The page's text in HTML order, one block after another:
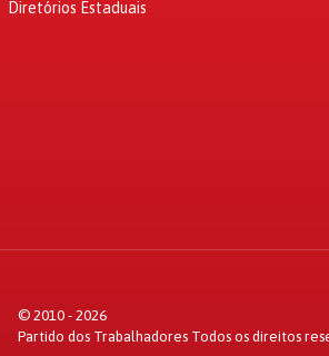
Diretórios Estaduais
© 2010 - 2026
Partido dos Trabalhadores Todos os direitos